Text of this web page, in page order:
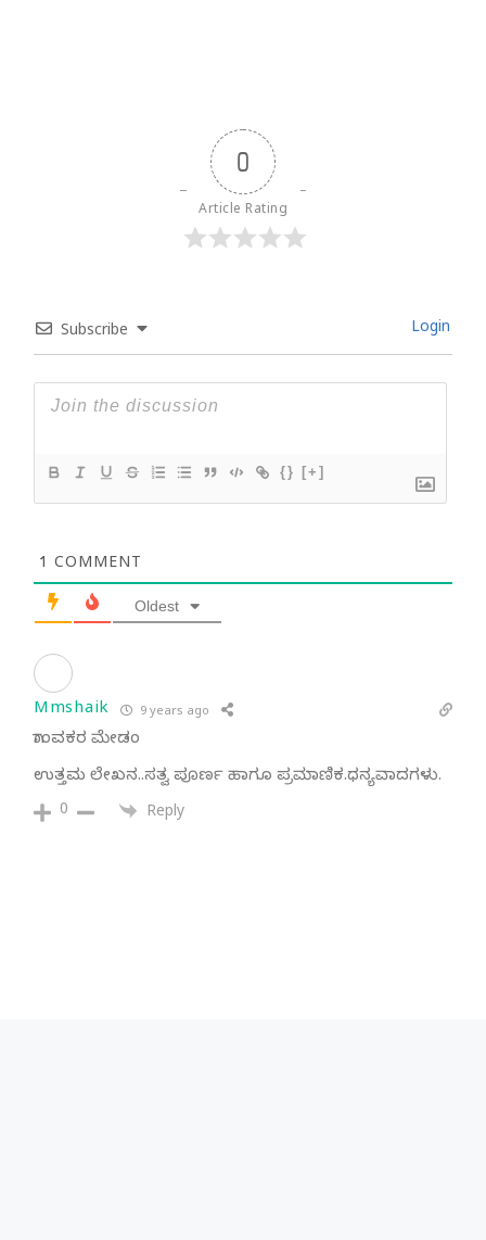
0
Article Rating
Subscribe Login
{} [+]
1 COMMENT
Oldest
Mmshaik 9 years ago
ಗಾಂವಕರ ಮೇಡಂ
ಉತ್ತಮ ಲೇಖನ..ಸತ್ವ ಪೂರ್ಣ ಹಾಗೂ ಪ್ರಮಾಣಿಕ.ಧನ್ಯವಾದಗಳು.
0 Reply